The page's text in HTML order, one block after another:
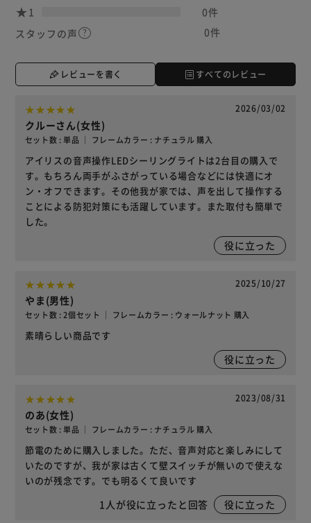
1
0件
スタッフの声
0件
レビューを書く すべてのレビュー
2026/03/02
クルーさん(女性)
セット数 : 単品 ｜ フレームカラー : ナチュラル 購入
アイリスの音声操作LEDシーリングライトは2台目の購入で
す。もちろん両手がふさがっている場合などには快適にオ
ン・オフできます。その他我が家では、声を出して操作する
ことによる防犯対策にも活躍しています。また取付も簡単で
した。
役に立った
2025/10/27
やま(男性)
セット数 : 2個セット ｜ フレームカラー : ウォールナット 購入
素晴らしい商品です
役に立った
2023/08/31
のあ(女性)
セット数 : 単品 ｜ フレームカラー : ナチュラル 購入
節電のために購入しました。ただ、音声対応と楽しみにして
いたのですが、我が家は古くて壁スイッチが無いので使えな
いのが残念です。でも明るくて良いです
1 人が役に立ったと回答 役に立った